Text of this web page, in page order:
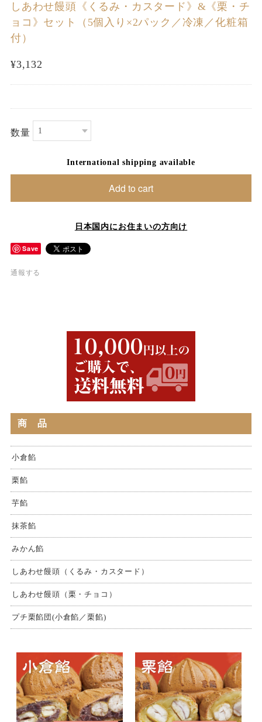
商 品
小倉餡
栗餡
芋餡
抹茶餡
みかん餡
しあわせ饅頭（くるみ・カスタード）
しあわせ饅頭（栗・チョコ）
プチ栗餡団(小倉餡／栗餡)
しあわせ饅頭《くるみ・カスタード》&《栗・チ
ョコ》セット（5個入り×2パック／冷凍／化粧箱
付）
¥3,132
数量
International shipping available
Add to cart
日本国内にお住まいの方向け
Save
通報する